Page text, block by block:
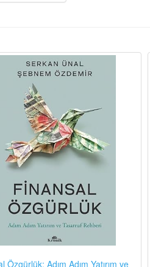
Özgürlük: Adım Adım Yatırım ve